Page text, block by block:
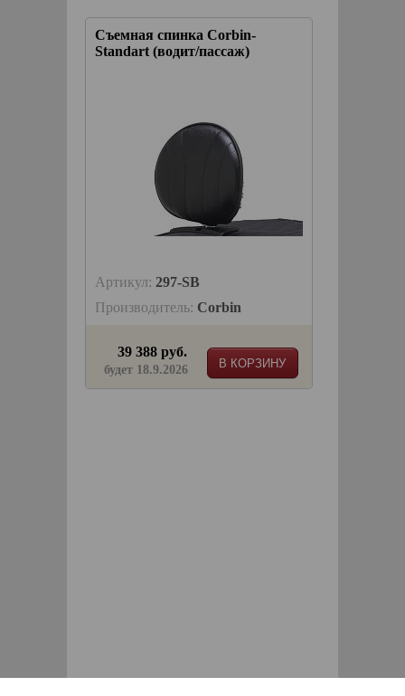
Съемная спинка Corbin-
Standart (водит/пассаж)
Артикул: 297-SB
Производитель: Corbin
В КОРЗИНУ
39 388 руб.
будет 18.9.2026